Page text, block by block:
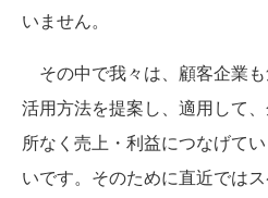
いません。
その中で我々は、顧客企業
活用方法を提案し、適用して
所なく売上・利益につなげて
いです。そのために直近では